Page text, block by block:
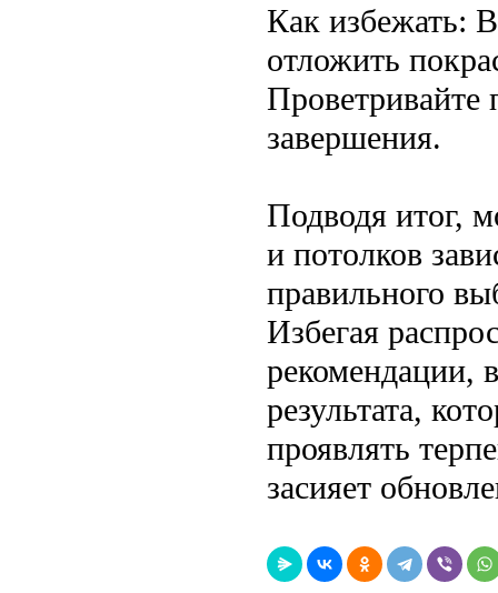
Как избежать:
отложить
Проветривайте
завершения.
Подводя итог,
и потолков
правильного
Избегая
рекомендации,
результата,
проявлять
засияет